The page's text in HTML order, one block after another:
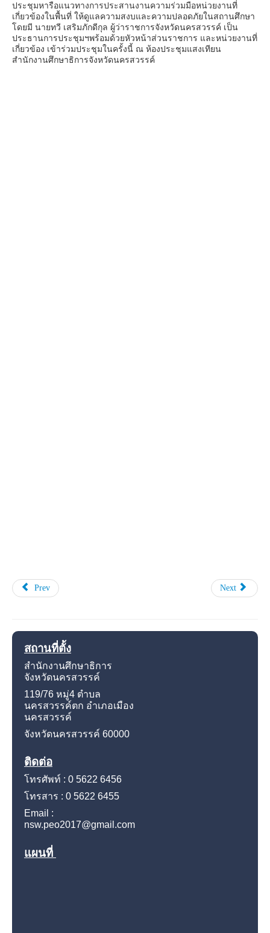
ประชุมหารือแนวทางการประสานงานความร่วมมือหน่วยงานที่
เกี่ยวข้องในพื้นที่ ให้ดูแลความสงบและความปลอดภัยในสถานศึกษา
โดยมี นายทวี เสริมภักดีกุล ผู้ว่าราชการจังหวัดนครสวรรค์ เป็น
ประธานการประชุมฯพร้อมด้วยหัวหน้าส่วนราชการ และหน่วยงานที่
เกี่ยวข้อง เข้าร่วมประชุมในครั้งนี้ ณ ห้องประชุมแสงเทียน
สำนักงานศึกษาธิการจังหวัดนครสวรรค์
Prev Next
สถานที่ตั้ง
สำนักงานศึกษาธิการ
จังหวัดนครสวรรค์
119/76 หมู่4 ตำบล
นครสวรรค์ตก อำเภอเมือง
นครสวรรค์
จังหวัดนครสวรรค์ 60000
ติดต่อ
โทรศัพท์ : 0 5622 6456
โทรสาร : 0 5622 6455
Email :
nsw.peo2017@gmail.com
แผนที่